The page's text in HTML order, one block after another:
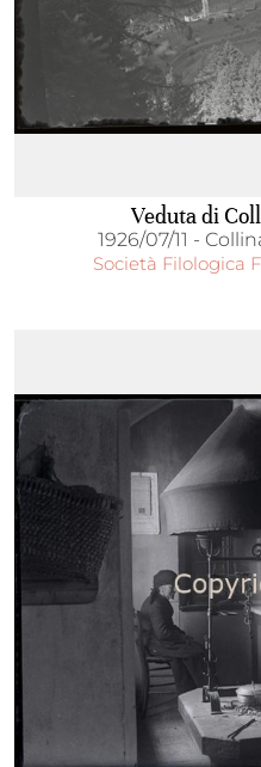
Veduta di
1926/07/11 -
Società Filologica